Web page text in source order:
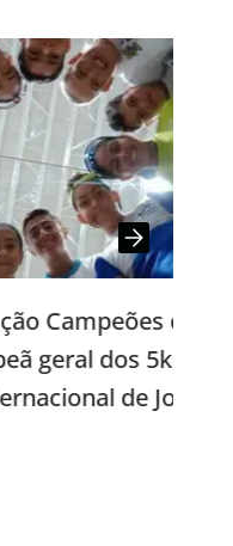
do
dos 5km na
de João